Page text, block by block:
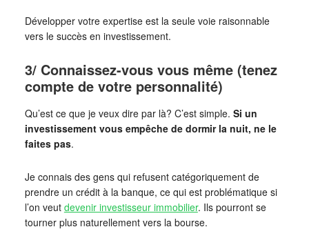
Développer votre expertise est la seule voie raisonnable
vers le succès en investissement.
3/ Connaissez-vous vous même (tenez
compte de votre personnalité)
Qu’est ce que je veux dire par là? C’est simple. Si un
investissement vous empêche de dormir la nuit, ne le
faites pas.
Je connais des gens qui refusent catégoriquement de
prendre un crédit à la banque, ce qui est problématique si
l’on veut devenir investisseur immobilier. Ils pourront se
tourner plus naturellement vers la bourse.